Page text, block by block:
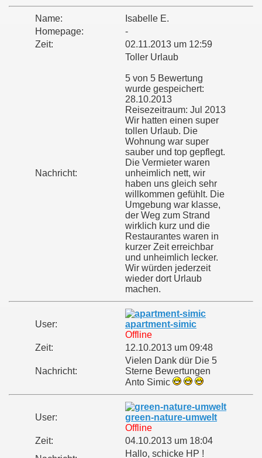
Name:
Isabelle E.
Homepage:
-
Zeit:
02.11.2013 um 12:59
Nachricht:
Toller Urlaub
5 von 5 Bewertung
wurde gespeichert:
28.10.2013
Reisezeitraum: Jul 2013
Wir hatten einen super
tollen Urlaub. Die
Wohnung war super
sauber und top gepflegt.
Die Vermieter waren
unheimlich nett, wir
haben uns gleich sehr
willkommen gefühlt. Die
Umgebung war klasse,
der Weg zum Strand
wirklich kurz und die
Restaurantes waren in
kurzer Zeit erreichbar
und unheimlich lecker.
Wir würden jederzeit
wieder dort Urlaub
machen.
User:
apartment-simic
Offline
Zeit:
12.10.2013 um 09:48
Nachricht:
Vielen Dank dür Die 5
Sterne Bewertungen
Anto Simic
User:
green-nature-umwelt
Offline
Zeit:
04.10.2013 um 18:04
Hallo, schicke HP !